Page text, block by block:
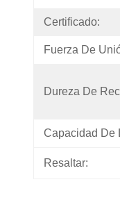
Certificado:
Fuerza De
Dureza De
Capacidad De
Resaltar: